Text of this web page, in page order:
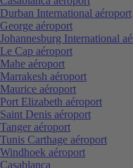
Durban International aéroport
George aéroport
Johannesburg International
Le Cap aéroport
Mahe aéroport
Marrakesh aéroport
Maurice aéroport
Port Elizabeth aéroport
Saint Denis aéroport
Tanger aéroport
Tunis Carthage aéroport
Windhoek aéroport
Casablanca